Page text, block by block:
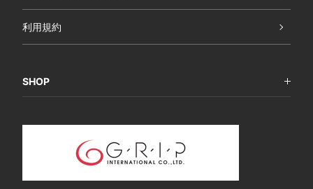
利用規約
SHOP